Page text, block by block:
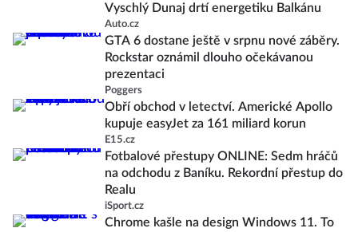
Vyschlý Dunaj drtí energetiku Balkánu
Auto.cz
GTA 6 dostane ještě v srpnu nové záběry.
Rockstar oznámil dlouho očekávanou
prezentaci
Poggers
Obří obchod v letectví. Americké Apollo
kupuje easyJet za 161 miliard korun
E15.cz
Fotbalové přestupy ONLINE: Sedm hráčů
na odchodu z Baníku. Rekordní přestup do
Realu
iSport.cz
Chrome kašle na design Windows 11. To